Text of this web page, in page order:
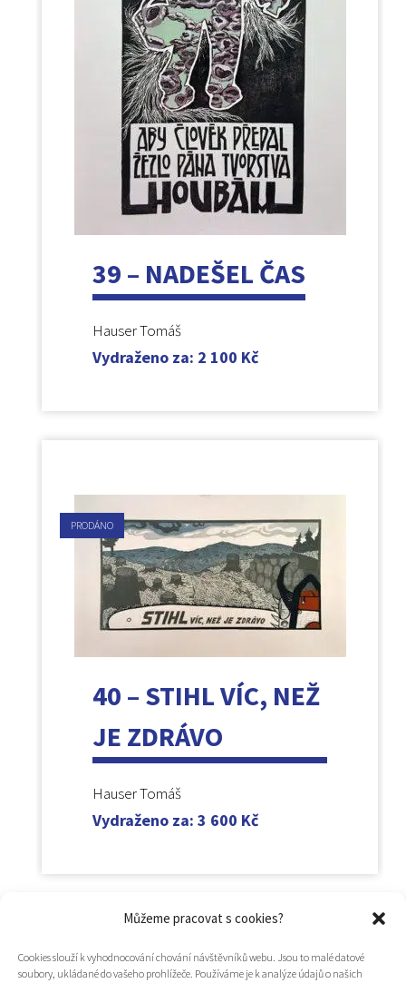
Můžeme pracovat s cookies?
Cookies slouží k vyhodnocování chování návštěvníků webu. Jsou to malé datové
soubory, ukládané do vašeho prohlížeče. Používáme je k analýze údajů o našich
39 – NADEŠEL ČAS
Hauser Tomáš
Vydraženo za: 2 100 Kč
PRODÁNO
40 – STIHL VÍC, NEŽ
JE ZDRÁVO
Hauser Tomáš
Vydraženo za: 3 600 Kč